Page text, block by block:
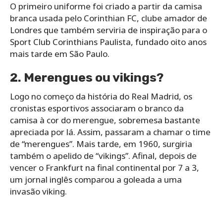
O primeiro uniforme foi criado a partir da camisa
branca usada pelo Corinthian FC, clube amador de
Londres que também serviria de inspiração para o
Sport Club Corinthians Paulista, fundado oito anos
mais tarde em São Paulo.
2. Merengues ou vikings?
Logo no começo da história do Real Madrid, os
cronistas esportivos associaram o branco da
camisa à cor do merengue, sobremesa bastante
apreciada por lá. Assim, passaram a chamar o time
de “merengues”. Mais tarde, em 1960, surgiria
também o apelido de “vikings”. Afinal, depois de
vencer o Frankfurt na final continental por 7 a 3,
um jornal inglês comparou a goleada a uma
invasão viking.